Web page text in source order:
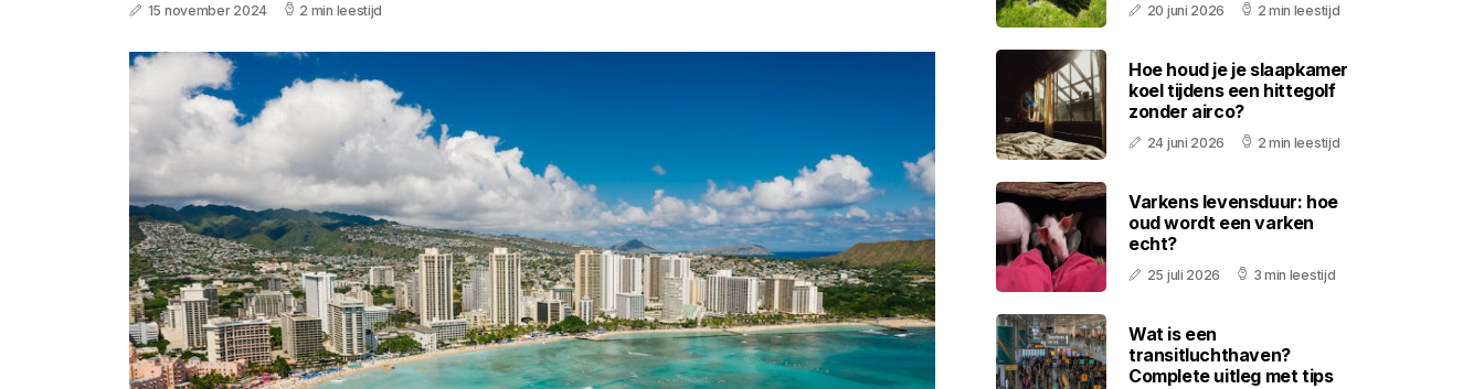
15 november 2024 2 min leestijd 20 juni 2026 2 min leestijd
Hoe houd je je slaapkamer
koel tijdens een hittegolf
zonder airco?
24 juni 2026 2 min leestijd
Varkens levensduur: hoe
oud wordt een varken
echt?
25 juli 2026 3 min leestijd
Wat is een
transitluchthaven?
Complete uitleg met tips